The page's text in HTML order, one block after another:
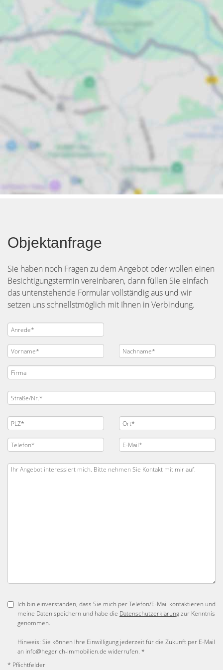
Objektanfrage
Sie haben noch Fragen zu dem Angebot oder wollen einen
Besichtigungstermin vereinbaren, dann füllen Sie einfach
das untenstehende Formular vollständig aus und wir
setzen uns schnellstmöglich mit Ihnen in Verbindung.
Ich bin einverstanden, dass Sie mich per Telefon/E-Mail kontaktieren und
meine Daten speichern und habe die Datenschutzerklärungzur Kenntnis
genommen.
Hinweis: Sie können Ihre Einwilligung jederzeit für die Zukunft per E-Mail
an info@hegerich-immobilien.de widerrufen. *
* Pflichtfelder